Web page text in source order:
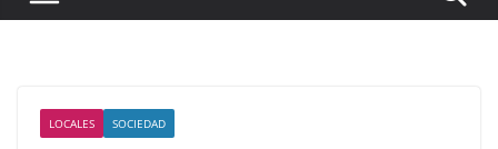
LOCALES SOCIEDAD